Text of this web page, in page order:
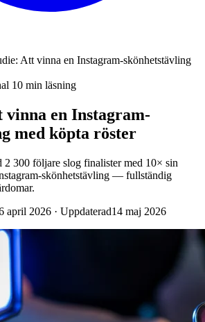
Att vinna en Instagram-skönhets­tävling
10 min läsning
en Instagram-
med köpta röster
2 300 följare slog finalister med 10× sin
skönhets­tävling — fullständig
april 2026 · Uppdaterad14 maj 2026